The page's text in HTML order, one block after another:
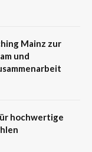
Mainz zur
und
hochwertige